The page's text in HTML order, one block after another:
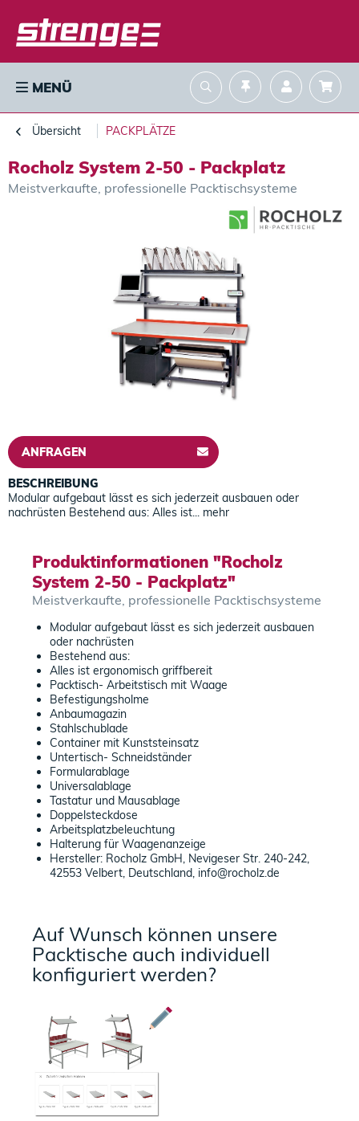
MENÜ
Übersicht PACKPLÄTZE
Rocholz System 2-50 - Packplatz
Meistverkaufte, professionelle Packtischsysteme
ANFRAGEN
BESCHREIBUNG
Modular aufgebaut lässt es sich jederzeit ausbauen oder
nachrüsten Bestehend aus: Alles ist... mehr
Produktinformationen "Rocholz
System 2-50 - Packplatz"
Meistverkaufte, professionelle Packtischsysteme
Modular aufgebaut lässt es sich jederzeit ausbauen
oder nachrüsten
Bestehend aus:
Alles ist ergonomisch griffbereit
Packtisch- Arbeitstisch mit Waage
Befestigungsholme
Anbaumagazin
Stahlschublade
Container mit Kunststeinsatz
Untertisch- Schneidständer
Formularablage
Universalablage
Tastatur und Mausablage
Doppelsteckdose
Arbeitsplatzbeleuchtung
Halterung für Waagenanzeige
Hersteller: Rocholz GmbH, Nevigeser Str. 240-242,
42553 Velbert, Deutschland, info@rocholz.de
Auf Wunsch können unsere
Packtische auch individuell
konfiguriert werden?